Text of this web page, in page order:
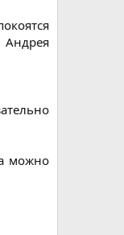
Андрея
можно